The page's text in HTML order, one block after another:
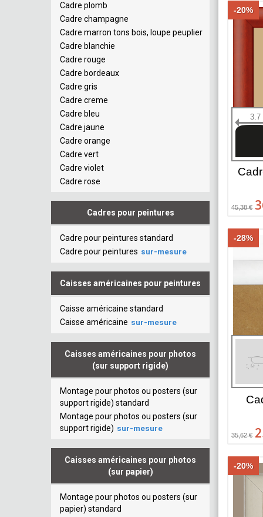
Cadre plomb
Cadre champagne
Cadre marron tons bois, loupe peuplier
Cadre blanchie
Cadre rouge
Cadre bordeaux
Cadre gris
Cadre creme
Cadre bleu
Cadre jaune
Cadre orange
Cadre vert
Cadre violet
Cadre rose
Cadres pour peintures
Cadre pour peintures standard
Cadre pour peintures sur-mesure
Caisses américaines pour peintures
Caisse américaine standard
Caisse américaine sur-mesure
Caisses américaines pour photos
(sur support rigide)
Montage pour photos ou posters (sur
support rigide) standard
Montage pour photos ou posters (sur
support rigide) sur-mesure
Caisses américaines pour photos
(sur papier)
Montage pour photos ou posters (sur
papier) standard
3.7
-20%
45,38 €
-28%
35,62 €
-20%